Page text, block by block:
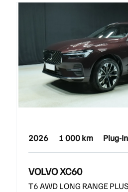
2026 1 000 km Plug-
VOLVO XC60
T6 AWD LONG RANGE